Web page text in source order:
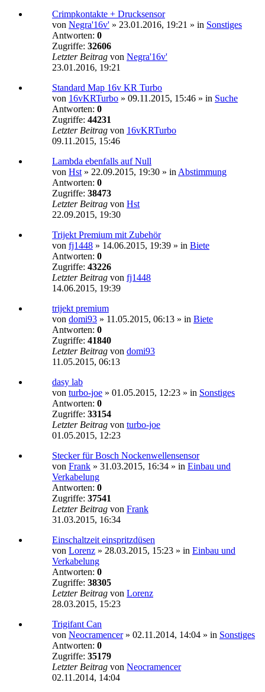
Crimpkontakte + Drucksensor
von Negra'16v' » 23.01.2016, 19:21 » in Sonstiges
Antworten: 0
Zugriffe: 32606
Letzter Beitrag von Negra'16v'
23.01.2016, 19:21
Standard Map 16v KR Turbo
von 16vKRTurbo » 09.11.2015, 15:46 » in Suche
Antworten: 0
Zugriffe: 44231
Letzter Beitrag von 16vKRTurbo
09.11.2015, 15:46
Lambda ebenfalls auf Null
von Hst » 22.09.2015, 19:30 » in Abstimmung
Antworten: 0
Zugriffe: 38473
Letzter Beitrag von Hst
22.09.2015, 19:30
Trijekt Premium mit Zubehör
von fj1448 » 14.06.2015, 19:39 » in Biete
Antworten: 0
Zugriffe: 43226
Letzter Beitrag von fj1448
14.06.2015, 19:39
trijekt premium
von domi93 » 11.05.2015, 06:13 » in Biete
Antworten: 0
Zugriffe: 41840
Letzter Beitrag von domi93
11.05.2015, 06:13
dasy lab
von turbo-joe » 01.05.2015, 12:23 » in Sonstiges
Antworten: 0
Zugriffe: 33154
Letzter Beitrag von turbo-joe
01.05.2015, 12:23
Stecker für Bosch Nockenwellensensor
von Frank » 31.03.2015, 16:34 » in Einbau und
Verkabelung
Antworten: 0
Zugriffe: 37541
Letzter Beitrag von Frank
31.03.2015, 16:34
Einschaltzeit einspritzdüsen
von Lorenz » 28.03.2015, 15:23 » in Einbau und
Verkabelung
Antworten: 0
Zugriffe: 38305
Letzter Beitrag von Lorenz
28.03.2015, 15:23
Trigifant Can
von Neocramencer» 02.11.2014, 14:04 » in Sonstiges
Antworten: 0
Zugriffe: 35179
Letzter Beitrag von Neocramencer
02.11.2014, 14:04